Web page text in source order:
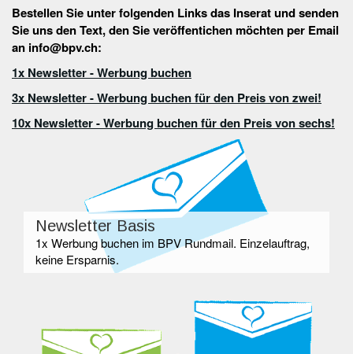
Bestellen Sie unter folgenden Links das Inserat und senden
Sie uns den Text, den Sie veröffentichen möchten per Email
an info@bpv.ch:
1x Newsletter - Werbung buchen
3x Newsletter - Werbung buchen für den Preis von zwei!
10x Newsletter - Werbung buchen für den Preis von sechs!
Newsletter Basis
1x Werbung buchen im BPV Rundmail. Einzelauftrag,
keine Ersparnis.